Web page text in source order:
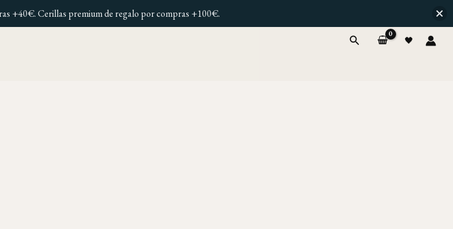
Buscar 🖤
+40€. Cerillas premium de regalo por compras +100€.